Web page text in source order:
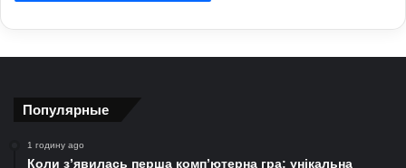
Популярные
1 годину ago
Коли з’явилась перша комп’ютерна гра: унікальна